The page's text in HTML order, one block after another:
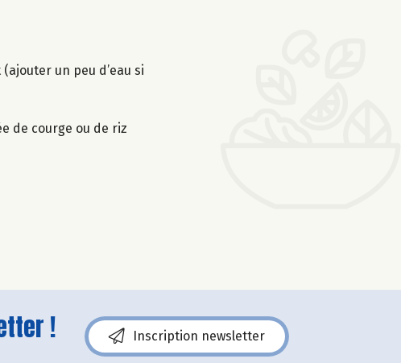
un peu d’eau si
de courge ou de riz
! Inscription newsletter